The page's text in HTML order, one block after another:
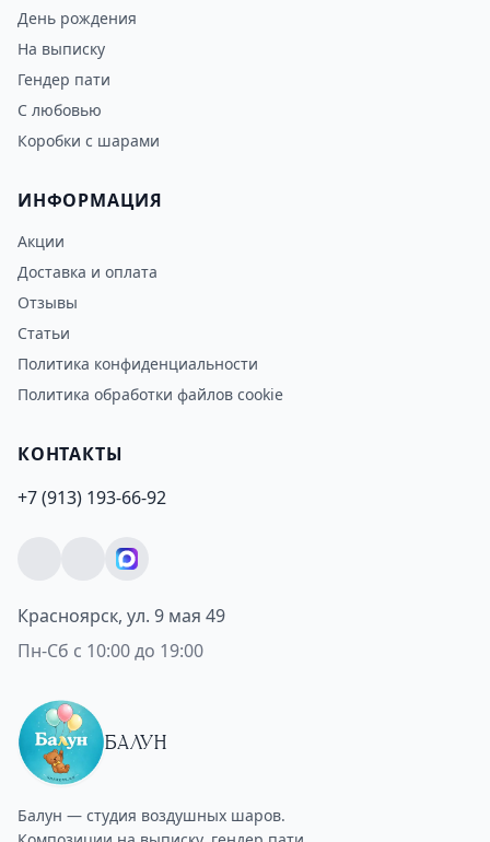
День рождения
На выписку
Гендер пати
С любовью
Коробки с шарами
ИНФОРМАЦИЯ
Акции
Доставка и оплата
Отзывы
Статьи
Политика конфиденциальности
Политика обработки файлов cookie
КОНТАКТЫ
+7 (913) 193-66-92
Красноярск, ул. 9 мая 49
Пн-Сб с 10:00 до 19:00
БАЛУН
Балун — студия воздушных шаров.